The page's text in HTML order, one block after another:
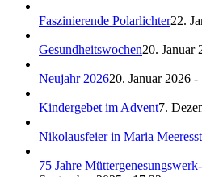
Faszinierende Polarlichter22.
Gesundheitswochen20. Januar
Neujahr 202620. Januar 2026 -
Kindergebet im Advent7.
Nikolausfeier in Maria
75 Jahre